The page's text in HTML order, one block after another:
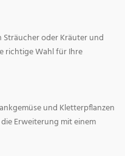
Sträucher oder Kräuter und
richtige Wahl für Ihre
und Kletterpflanzen
Erweiterung mit einem